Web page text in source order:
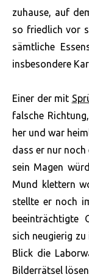
zuhause, auf
so friedlich vor
sämtliche
insbesondere
Einer der mit
falsche
her und war
dass er nur
sein Magen
Mund klettern
stellte er noch
beeinträchtigte
sich neugierig
Blick die
Bilderrätsel